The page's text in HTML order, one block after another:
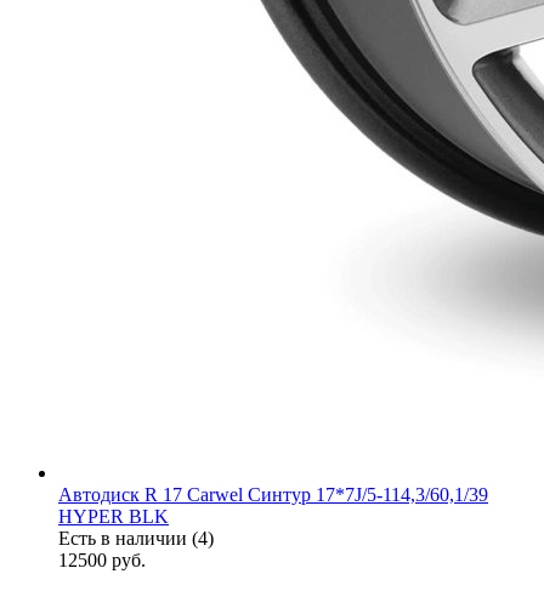
Автодиск R 17 Carwel Синтур 17*7J/5-114,3/60,1/39
HYPER BLK
Есть в наличии (4)
12500 руб.